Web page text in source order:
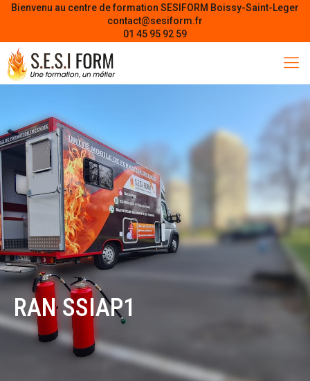
Bienvenu au centre de formation SESIFORM Boissy-Saint-Leger
contact@sesiform.fr
01 45 95 92 59
RAN SSIAP1